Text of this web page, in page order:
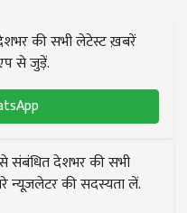
की सभी लेटेस्ट ख़बरें
से जुड़ें.
संबंधित देशभर की सभी
न्यूज़लेटर की सदस्यता लें.